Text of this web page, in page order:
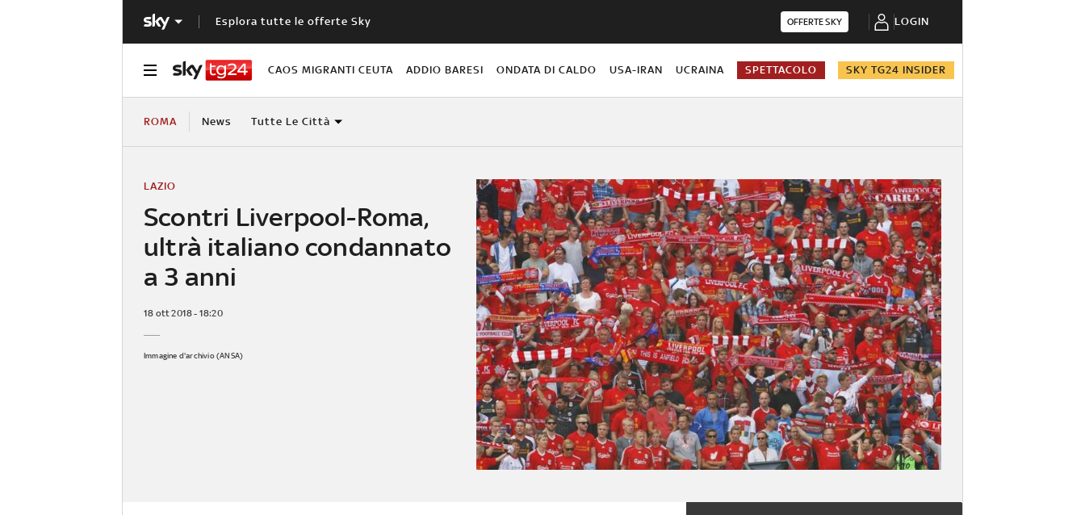
Esplora tutte le offerte Sky OFFERTE SKY LOGIN
CAOS MIGRANTI CEUTA ADDIO BARESI ONDATA DI CALDO USA-IRAN UCRAINA SPETTACOLO SKY TG24 INSIDER
ROMA News Tutte Le Città
Scontri Liverpool-Roma,
ultrà italiano condannato
a 3 anni
LAZIO
18 ott 2018 - 18:20
Immagine d'archivio (ANSA)